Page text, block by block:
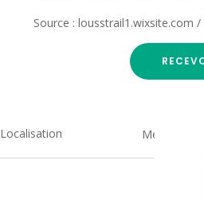
Source : lousstrail1.wixsite.com /
Localisation Medias